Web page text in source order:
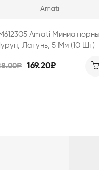
Amati
Amati
Латунь, 5 Мм (10 Шт)
169.20₽